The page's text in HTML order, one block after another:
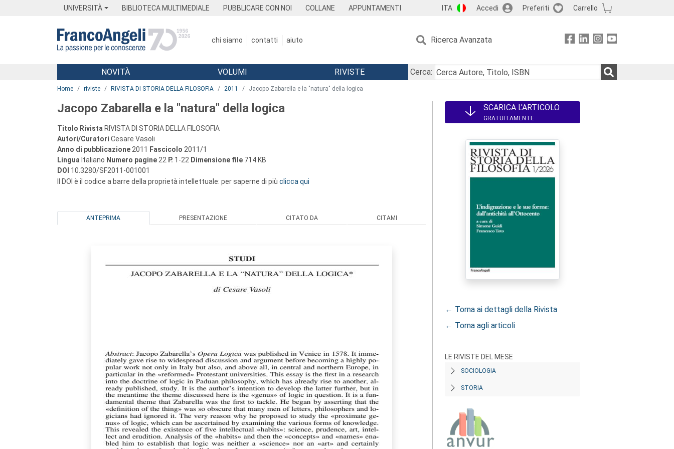
UNIVERSITÀ BIBLIOTECA MULTIMEDIALE PUBBLICARE CON NOI COLLANE APPUNTAMENTI ITA Accedi Preferiti Carrello
chi siamo contatti aiuto Ricerca Avanzata
Menu
NOVITÀ VOLUMI RIVISTE
Cerca:
Home riviste RIVISTA DI STORIA DELLA FILOSOFIA 2011 Jacopo Zabarella e la "natura" della logica
Jacopo Zabarella e la "natura" della logica
Titolo Rivista RIVISTA DI STORIA DELLA FILOSOFIA
Autori/Curatori Cesare Vasoli
Anno di pubblicazione 2011 Fascicolo 2011/1
Lingua Italiano Numero pagine 22 P. 1-22 Dimensione file 714 KB
DOI 10.3280/SF2011-001001
Il DOI è il codice a barre della proprietà intellettuale: per saperne di più clicca qui
ANTEPRIMA PRESENTAZIONE CITATO DA CITAMI
SCARICA L'ARTICOLO
GRATUITAMENTE
← Torna ai dettagli della Rivista
← Torna agli articoli
LE RIVISTE DEL MESE
SOCIOLOGIA
STORIA